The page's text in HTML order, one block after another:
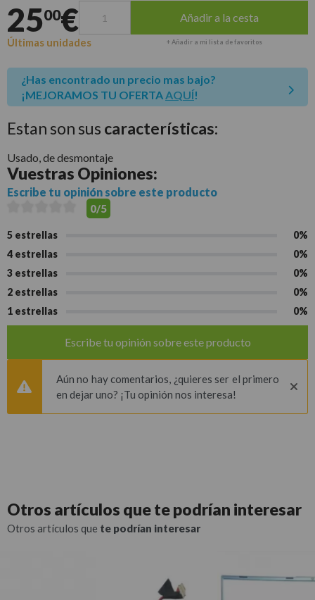
2500€ Añadir a la cesta
Últimas unidades + Añadir a mi lista de favoritos
¿Has encontrado un precio mas bajo?
¡MEJORAMOS TU OFERTA AQUÍ!
Estan son sus características:
Usado, de desmontaje
Vuestras Opiniones:
Escribe tu opinión sobre este producto
0/5
5 estrellas
0%
4 estrellas
0%
3 estrellas
0%
2 estrellas
0%
1 estrellas
0%
Escribe tu opinión sobre este producto
Aún no hay comentarios, ¿quieres ser el primero
en dejar uno? ¡Tu opinión nos interesa!
Otros artículos quete podrían interesar
Otros artículos que te podrían interesar